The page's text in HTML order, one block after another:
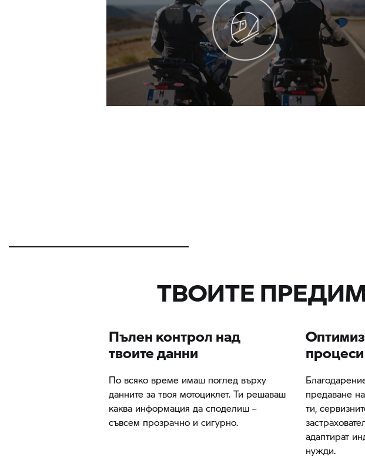
ТВОИТЕ
Пълен контрол над
твоите данни
По всяко време имаш поглед върху
данните за твоя мотоциклет. Ти решаваш
каква информация да споделиш –
съвсем прозрачно и сигурно.
процеси
предаване
ти,
адаптират
нужди.